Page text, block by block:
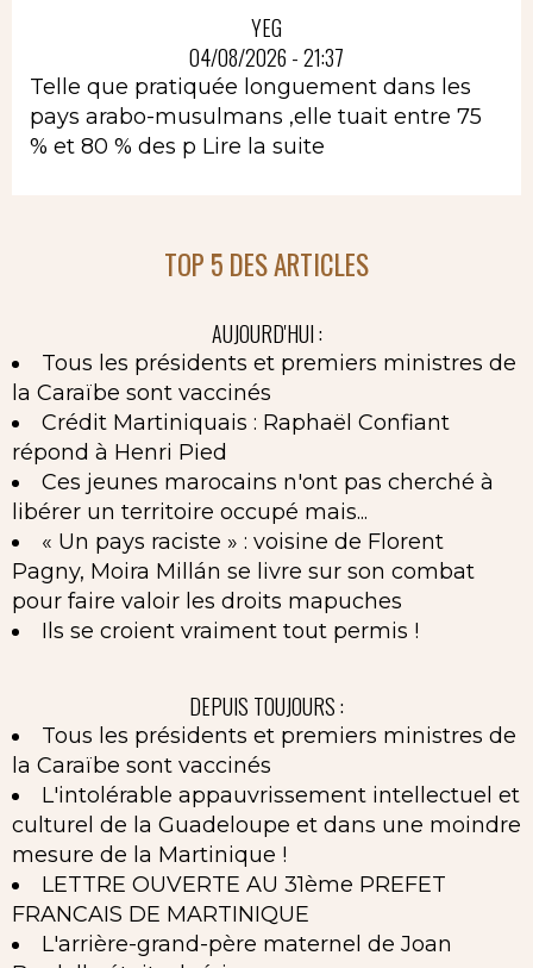
YEG
04/08/2026 - 21:37
Telle que pratiquée longuement dans les
pays arabo-musulmans ,elle tuait entre 75
% et 80 % des p Lire la suite
TOP 5 DES ARTICLES
AUJOURD'HUI :
Tous les présidents et premiers ministres de
la Caraïbe sont vaccinés
Crédit Martiniquais : Raphaël Confiant
répond à Henri Pied
Ces jeunes marocains n'ont pas cherché à
libérer un territoire occupé mais...
« Un pays raciste » : voisine de Florent
Pagny, Moira Millán se livre sur son combat
pour faire valoir les droits mapuches
Ils se croient vraiment tout permis !
DEPUIS TOUJOURS :
Tous les présidents et premiers ministres de
la Caraïbe sont vaccinés
L'intolérable appauvrissement intellectuel et
culturel de la Guadeloupe et dans une moindre
mesure de la Martinique !
LETTRE OUVERTE AU 31ème PREFET
FRANCAIS DE MARTINIQUE
L'arrière-grand-père maternel de Joan